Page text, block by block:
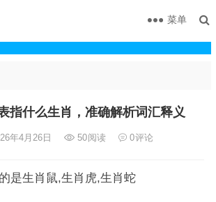
菜单
指什么生肖，准确解析词汇释义
年4月26日 50阅读 0评论
是生肖鼠,生肖虎,生肖蛇